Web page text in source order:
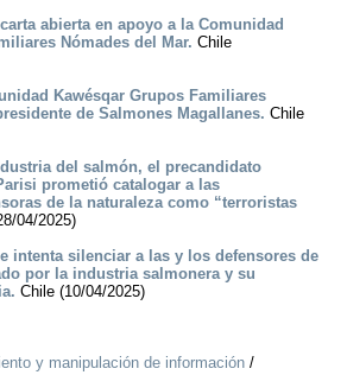
abierta en apoyo a la Comunidad
Nómades del Mar. Chile
Kawésqar Grupos Familiares
de Salmones Magallanes. Chile
del salmón, el precandidato
prometió catalogar a las
de la naturaleza como “terroristas
04/2025)
intenta silenciar a las y los defensores de
por la industria salmonera y su
Chile (10/04/2025)
y manipulación de información /